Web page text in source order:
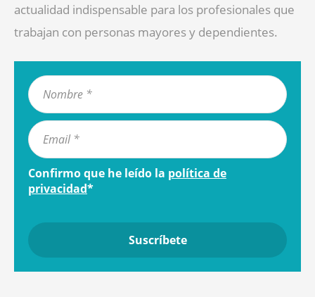
actualidad indispensable para los profesionales que
trabajan con personas mayores y dependientes.
Confirmo que he leído la política de
privacidad*